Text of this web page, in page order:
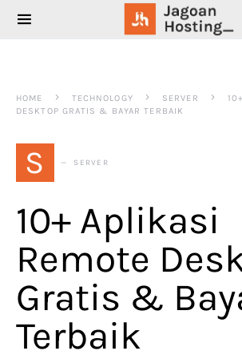
SEARCH FOR:
HOME TECHNOLOGY SERVER
DESKTOP GRATIS & BAYAR TERBAIK
S SERVER
10+ Aplikasi
Remote
Gratis &
Terbaik